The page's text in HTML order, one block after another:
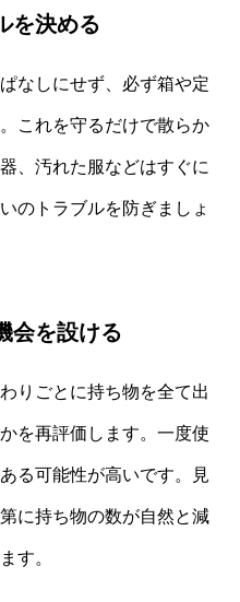
を決める
なしにせず、必ず箱や定
これを守るだけで散らか
、汚れた服などはすぐに
のトラブルを防ぎましょ
会を設ける
りごとに持ち物を全て出
を再評価します。一度使
る可能性が高いです。見
に持ち物の数が自然と減
す。